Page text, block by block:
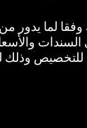
لما يدور
للتخصيص وذلك